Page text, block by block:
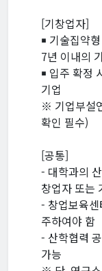
[기창업자]
￭ 기술집약
7년 이내의
￭ 입주 확정
기업
※ 기업부설
확인 필수)
[공통]
- 대학과의
창업자 또는
- 창업보육
주하여야 함
- 산학협력
가능